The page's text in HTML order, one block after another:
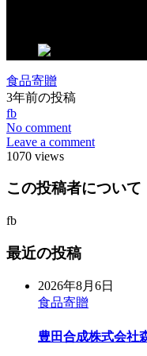
食品寄贈
3年前の投稿
fb
No comment
Leave a comment
1070 views
この投稿者について
fb
最近の投稿
2026年8月6日
食品寄贈
豊田合成株式会社